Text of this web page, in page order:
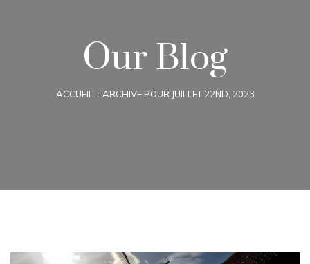
Our Blog
ACCUEIL ARCHIVE POUR JUILLET 22ND, 2023